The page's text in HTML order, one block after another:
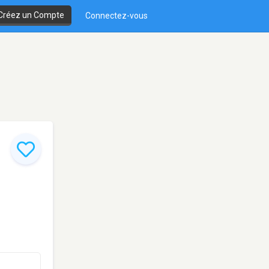
un Compte Connectez-vous